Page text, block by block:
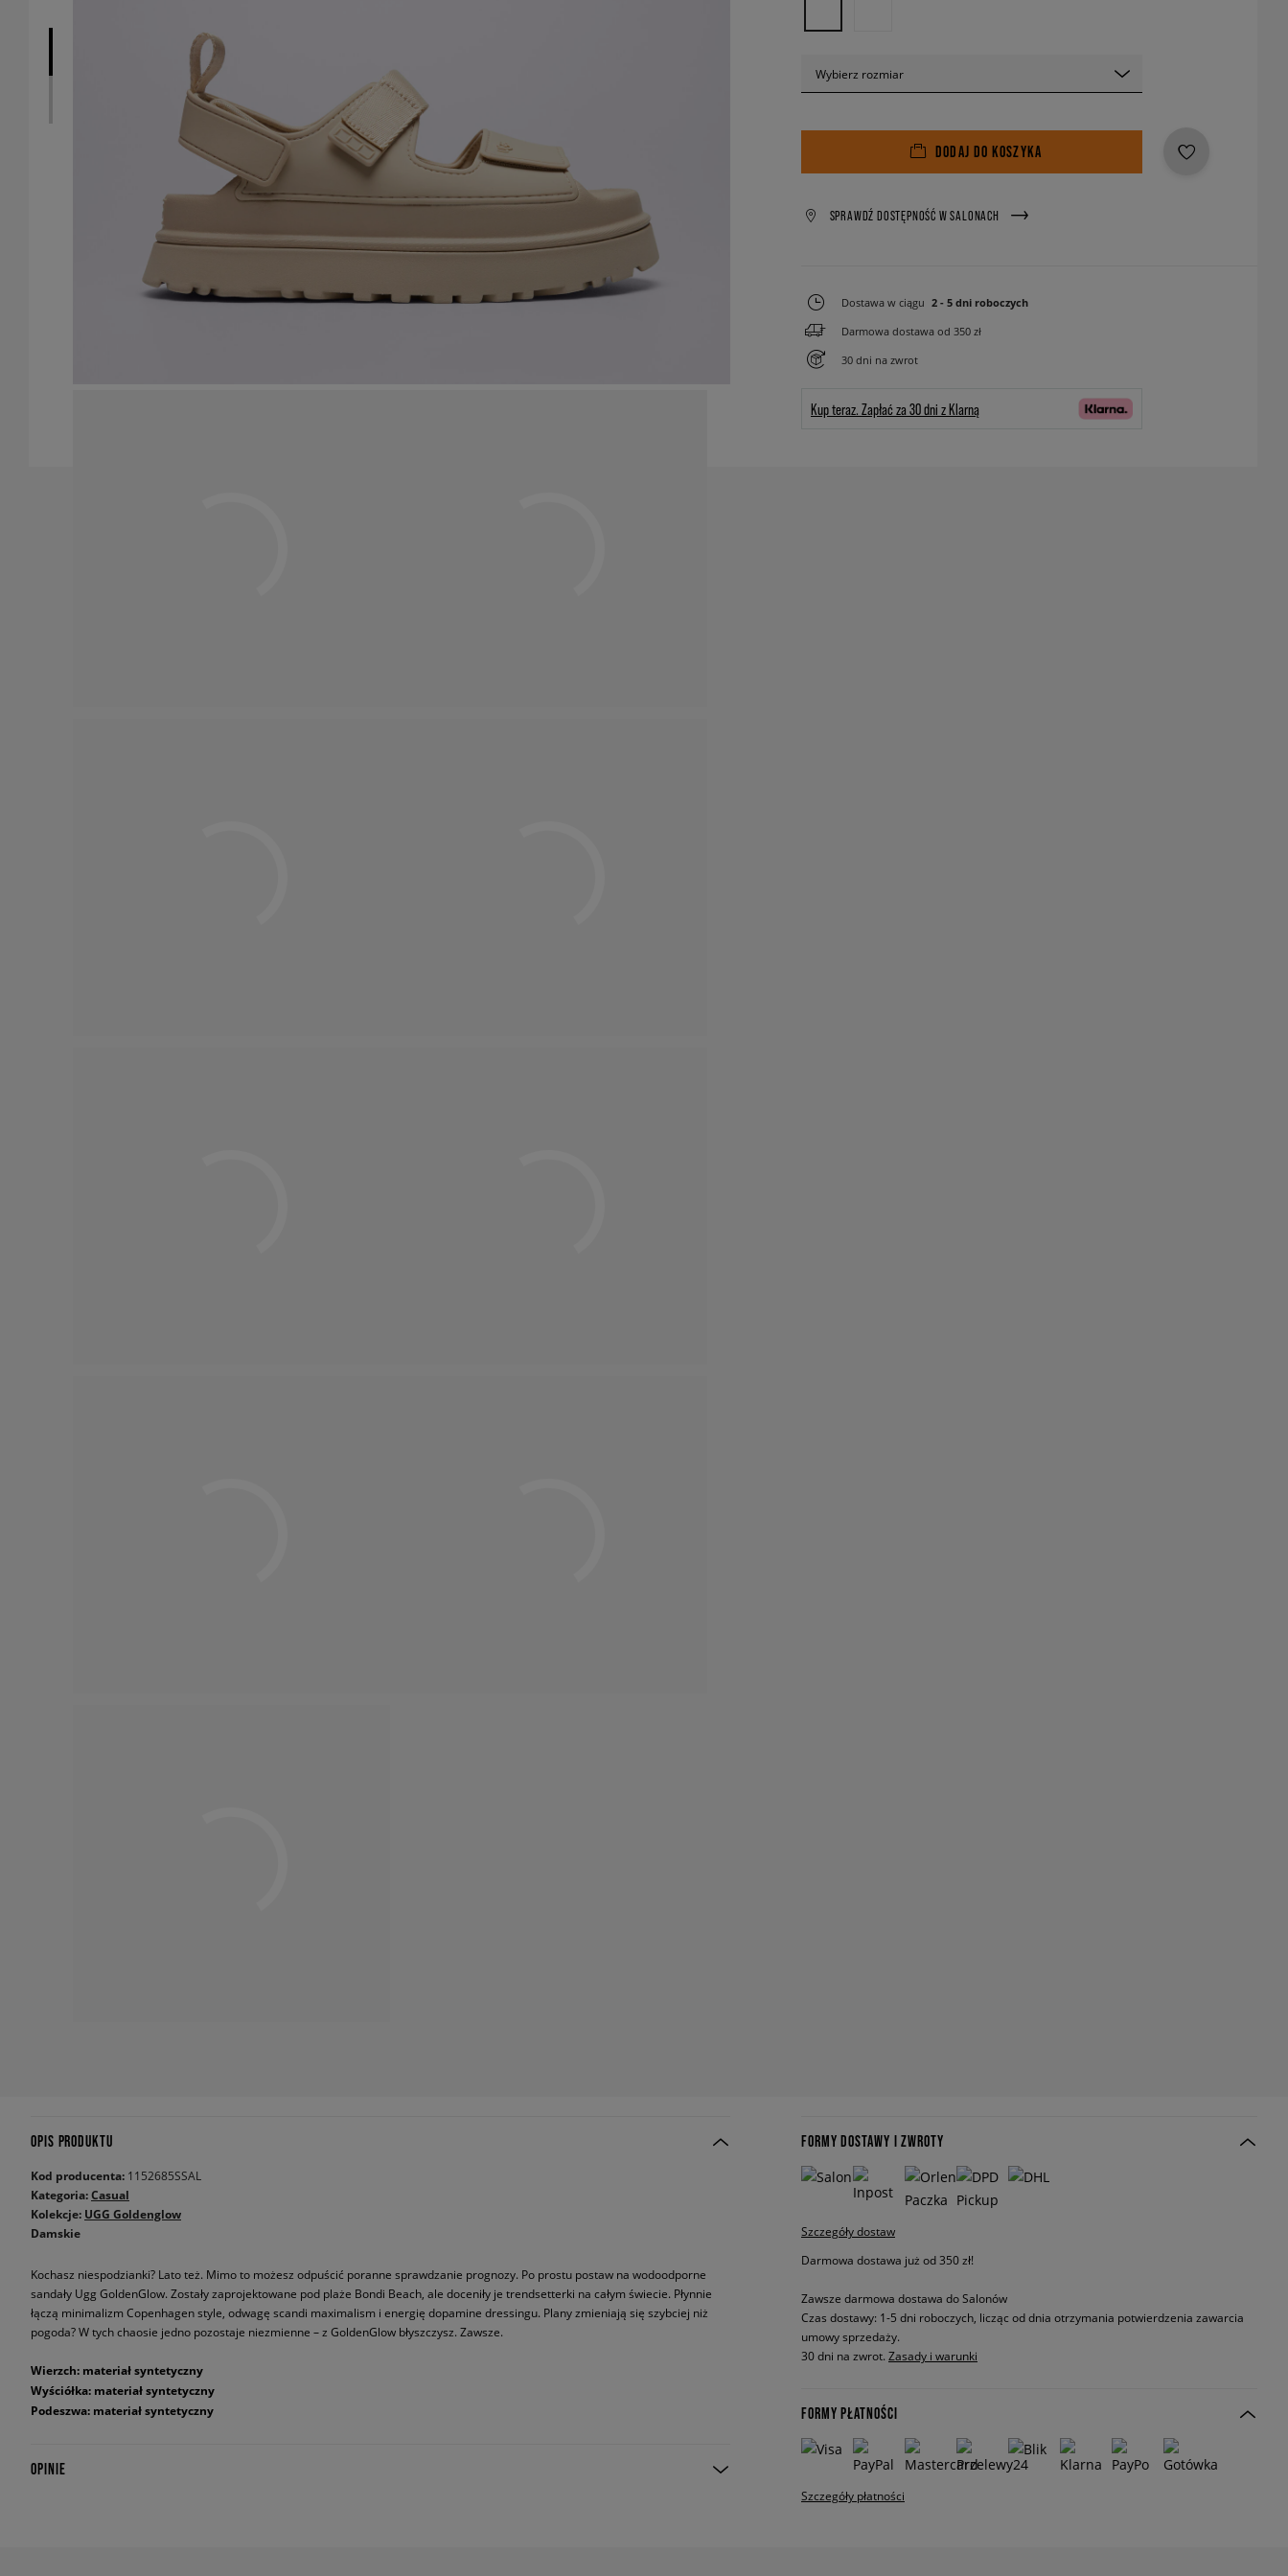
Wybierz rozmiar
DODAJ DO KOSZYKA
SPRAWDŹ DOSTĘPNOŚĆ W SALONACH
Dostawa w ciągu 2 - 5 dni roboczych
Darmowa dostawa od 350 zł
30 dni na zwrot
Kup teraz. Zapłać za 30 dni z Klarną
OPIS PRODUKTU
Kod producenta: 1152685SSAL
Kategoria:Casual
Kolekcje: UGG Goldenglow
Damskie
Kochasz niespodzianki? Lato też. Mimo to możesz odpuścić poranne sprawdzanie prognozy. Po prostu postaw na wodoodporne
sandały Ugg GoldenGlow. Zostały zaprojektowane pod plaże Bondi Beach, ale doceniły je trendsetterki na całym świecie. Płynnie
łączą minimalizm Copenhagen style, odwagę scandi maximalism i energię dopamine dressingu. Plany zmieniają się szybciej niż
pogoda? W tych chaosie jedno pozostaje niezmienne – z GoldenGlow błyszczysz. Zawsze.
Wierzch: materiał syntetyczny
Wyściółka: materiał syntetyczny
Podeszwa: materiał syntetyczny
OPINIE
FORMY DOSTAWY I ZWROTY
Szczegóły dostaw
Darmowa dostawa już od 350 zł!
Zawsze darmowa dostawa do Salonów
Czas dostawy: 1-5 dni roboczych, licząc od dnia otrzymania potwierdzenia zawarcia
umowy sprzedaży.
30 dni na zwrot. Zasady i warunki
FORMY PŁATNOŚCI
Szczegóły płatności